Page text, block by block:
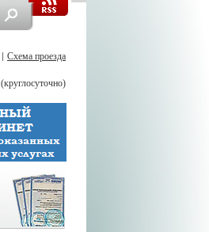
Схема проезда
(круглосуточно)